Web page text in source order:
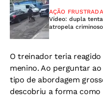
AÇÃO FRUSTRADA
Vídeo: dupla
atropela
O treinador teria
menino. Ao perguntar
tipo de abordagem
descobriu a forma como